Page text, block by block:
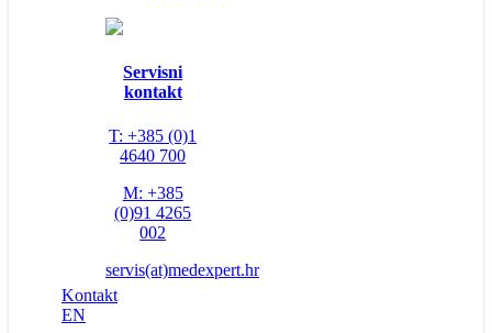
Servisni
kontakt
T: +385 (0)1
4640 700
M: +385
(0)91 4265
002
servis(at)medexpert.hr
Kontakt
EN